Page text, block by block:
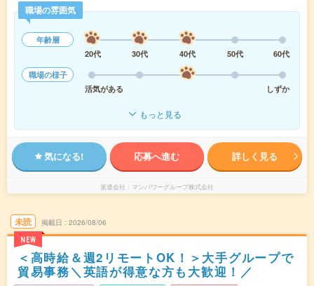
職場の雰囲気
年齢層
20代
30代 40代 50代
60代
職場の様子
活気がある
しずか
もっと見る
気になる! 応募へ進む 詳しく見る
派遣会社 マンパワーグループ株式会社
未読
NEW
掲載日 2026/08/06
＜高時給＆週2リモートOK！＞大手グループで
貿易事務＼英語が得意な方も大歓迎！／